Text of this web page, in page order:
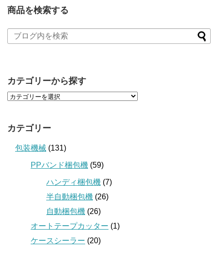
商品を検索する
カテゴリーから探す
カテゴリー
包装機械 (131)
PPバンド梱包機 (59)
ハンディ梱包機 (7)
半自動梱包機 (26)
自動梱包機 (26)
オートテープカッター (1)
ケースシーラー (20)